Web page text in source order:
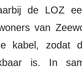
van
kabel,
is. In